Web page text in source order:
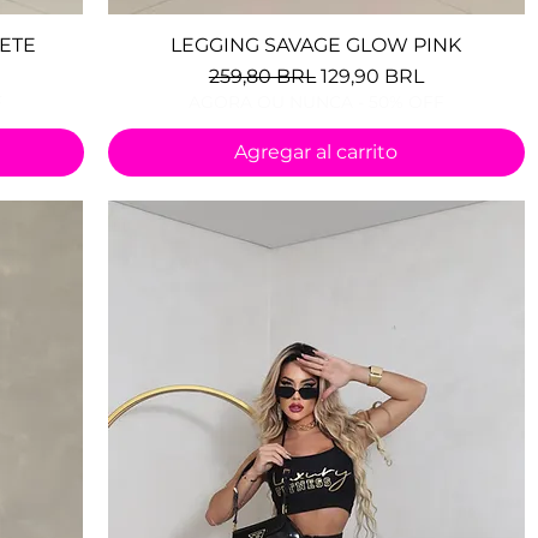
Vista rápida
LEGGING SAVAGE GLOW PINK
Precio
259,80 BRL Precio de oferta
129,90 BRL
Agregar al carrito